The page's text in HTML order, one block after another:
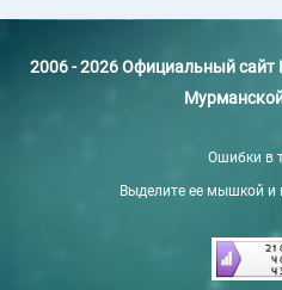
2006 - 2026 Официальный сайт
Ошибки в
Выделите ее мышкой и